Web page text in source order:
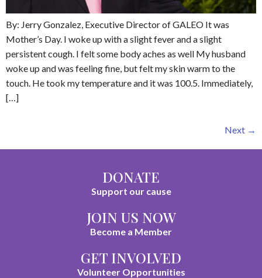
By: Jerry Gonzalez, Executive Director of GALEO It was
Mother’s Day. I woke up with a slight fever and a slight
persistent cough. I felt some body aches as well My husband
woke up and was feeling fine, but felt my skin warm to the
touch. He took my temperature and it was 100.5. Immediately,
[…]
Next →
DONATE
Support our cause
JOIN US NOW
Become a Member
GET INVOLVED
Volunteer Opportunities